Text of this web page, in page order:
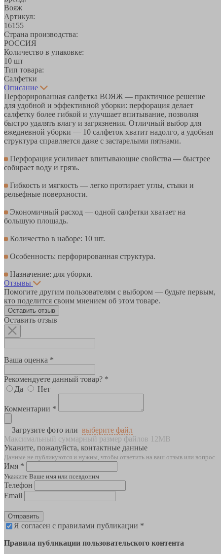
Вояж
Артикул:
16155
Страна производства:
РОССИЯ
Количество в упаковке:
10 шт
Тип товара:
Салфетки
Описание
Перфорированная салфетка ВОЯЖ — практичное решение
для удобной и эффективной уборки: перфорация делает
салфетку более гибкой и улучшает впитывание, позволяя
быстро удалять влагу и загрязнения. Отличный выбор для
ежедневной уборки — 10 салфеток хватит надолго, а удобная
структура справляется даже с застарелыми пятнами.
Перфорация усиливает впитывающие свойства — быстрее
собирает воду и грязь.
Гибкость и мягкость — легко протирает углы, стыки и
рельефные поверхности.
Экономичный расход — одной салфетки хватает на
большую площадь.
Количество в наборе: 10 шт.
Особенность: перфорированная структура.
Назначение: для уборки.
Отзывы
Помогите другим пользователям с выбором — будьте первым,
кто поделится своим мнением об этом товаре.
Оставить отзыв
Оставить отзыв
Ваша оценка *
Рекомендуете данный товар? *
Да
Нет
Комментарии *
Загрузите фото или выберите файл
Максимальный суммарный размер файлов 12MB
Укажите, пожалуйста, контактные данные
Данные не публикуются и нужны, чтобы ответить на ваш отзыв или вопрос
Имя *
Укажите Ваше имя или псевдоним
Телефон
Email
Отправить
Я согласен с правилами публикации *
Правила публикации пользовательского контента